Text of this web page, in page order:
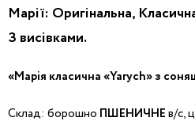
Марії: Оригінальна,
З висівками.
«Марія класична «Yarych» з
Склад: борошно ПШЕНИЧНЕв/с,